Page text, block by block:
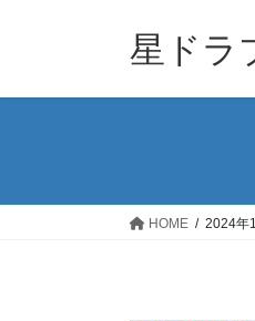
星ドラ
HOME 2024年